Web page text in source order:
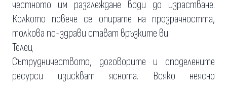
честното им разглеждане води до израстване.
Колкото повече се опирате на прозрачността,
толкова по-здрави стават връзките ви.
Телец
Сътрудничеството, договорите и споделените
ресурси изискват яснота. Всяко неясно